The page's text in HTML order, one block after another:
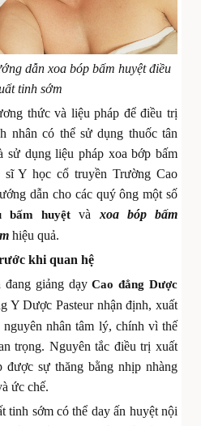
dẫn xoa bóp bấm huyệt điều
tinh sớm
thức và liệu pháp để điều trị
nhân có thể sử dụng thuốc tân
sử dụng liệu pháp xoa bớp bấm
Y học cổ truyền Trường Cao
dẫn cho các quý ông một số
bấm huyệt và xoa bóp bấm
hiệu quả.
khi quan hệ
đang giảng dạyCao đẳng Dược
Y Dược Pasteur nhận định, xuất
nhân tâm lý, chính vì thế
trọng. Nguyên tắc điều trị xuất
sự thăng bằng nhịp nhàng
ức chế.
tinh sớm có thể day ấn huyệt nội